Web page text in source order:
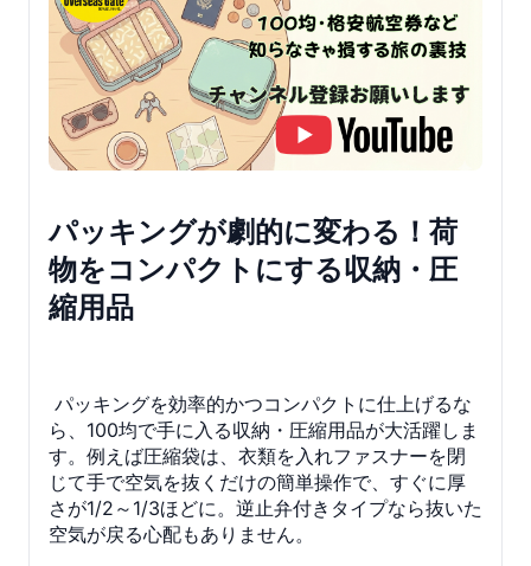
パッキングが劇的に変わる！荷
物をコンパクトにする収納・圧
縮用品
パッキングを効率的かつコンパクトに仕上げるな
ら、100均で手に入る収納・圧縮用品が大活躍しま
す。例えば圧縮袋は、衣類を入れファスナーを閉
じて手で空気を抜くだけの簡単操作で、すぐに厚
さが1/2～1/3ほどに。逆止弁付きタイプなら抜いた
空気が戻る心配もありません。